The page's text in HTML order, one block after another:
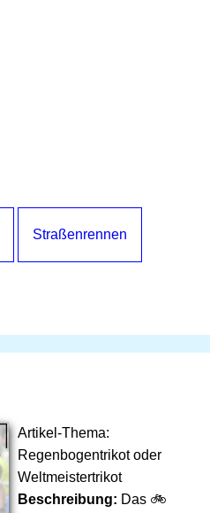
Straßenrennen
Artikel-Thema:
Regenbogentrikot oder
Weltmeistertrikot
Beschreibung: Das 🚲